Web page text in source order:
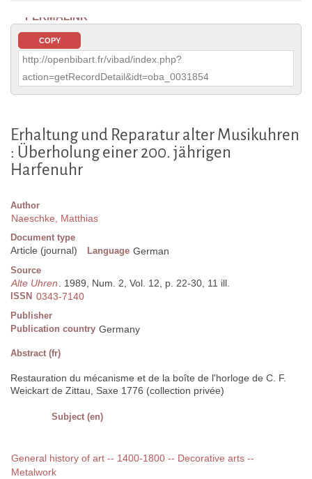
PERMALINK
COPY
http://openbibart.fr/vibad/index.php?
action=getRecordDetail&idt=oba_0031854
Erhaltung und Reparatur alter Musikuhren
: Überholung einer 200. jährigen
Harfenuhr
Author
Naeschke, Matthias
Document type
Article (journal) Language German
Source
Alte Uhren. 1989, Num. 2, Vol. 12, p. 22-30, 11 ill.
ISSN 0343-7140
Publisher
Publication country Germany
Abstract (fr)
Restauration du mécanisme et de la boîte de l'horloge de C. F.
Weickart de Zittau, Saxe 1776 (collection privée)
Subject (en)
General history of art -- 1400-1800 -- Decorative arts --
Metalwork